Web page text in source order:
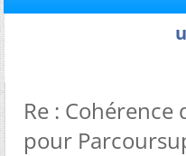
Re :
pour